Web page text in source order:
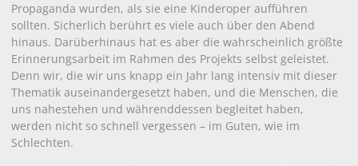
Propaganda wurden, als sie eine Kinderoper aufführen
sollten. Sicherlich berührt es viele auch über den Abend
hinaus. Darüberhinaus hat es aber die wahrscheinlich größte
Erinnerungsarbeit im Rahmen des Projekts selbst geleistet.
Denn wir, die wir uns knapp ein Jahr lang intensiv mit dieser
Thematik auseinandergesetzt haben, und die Menschen, die
uns nahestehen und währenddessen begleitet haben,
werden nicht so schnell vergessen – im Guten, wie im
Schlechten.